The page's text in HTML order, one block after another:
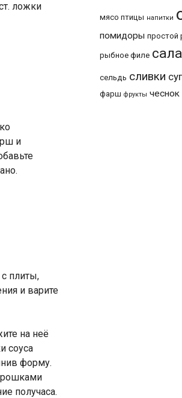
ложки
и
плиты,
и варите
на неё
соуса
форму.
получаса.
мясо птицы напитки
помидоры простой
рыбное филе
сельдь сливки
фарш фрукты чеснок